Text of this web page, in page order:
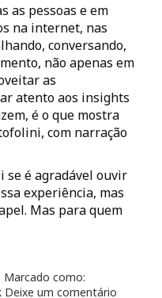
as pessoas e em
na internet, nas
conversando,
não apenas em
as
atento aos insights
é o que mostra
com narração
se é agradável ouvir
experiência, mas
Mas para quem
Marcado como:
Deixe um comentário